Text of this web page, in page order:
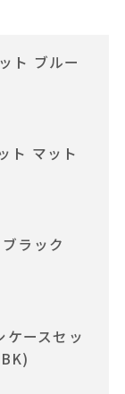
ト ブルー
ト マット
ラック
ースセッ